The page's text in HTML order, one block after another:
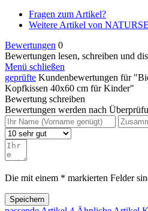
Fragen zum Artikel?
Weitere Artikel von
Bewertungen 0
Bewertungen lesen, schreiben und
Menü schließen
geprüfte Kundenbewertungen für
Kopfkissen 40x60 cm für Kinder"
Bewertung schreiben
Bewertungen werden nach
Die mit einem * markierten Felder
Speichern